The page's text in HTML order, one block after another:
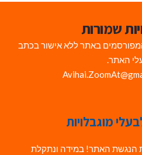
שמורות
באתר ללא אישור בכתב
האתר.
מוגבלויות
הנגשת האתר! במידה ונתקלת